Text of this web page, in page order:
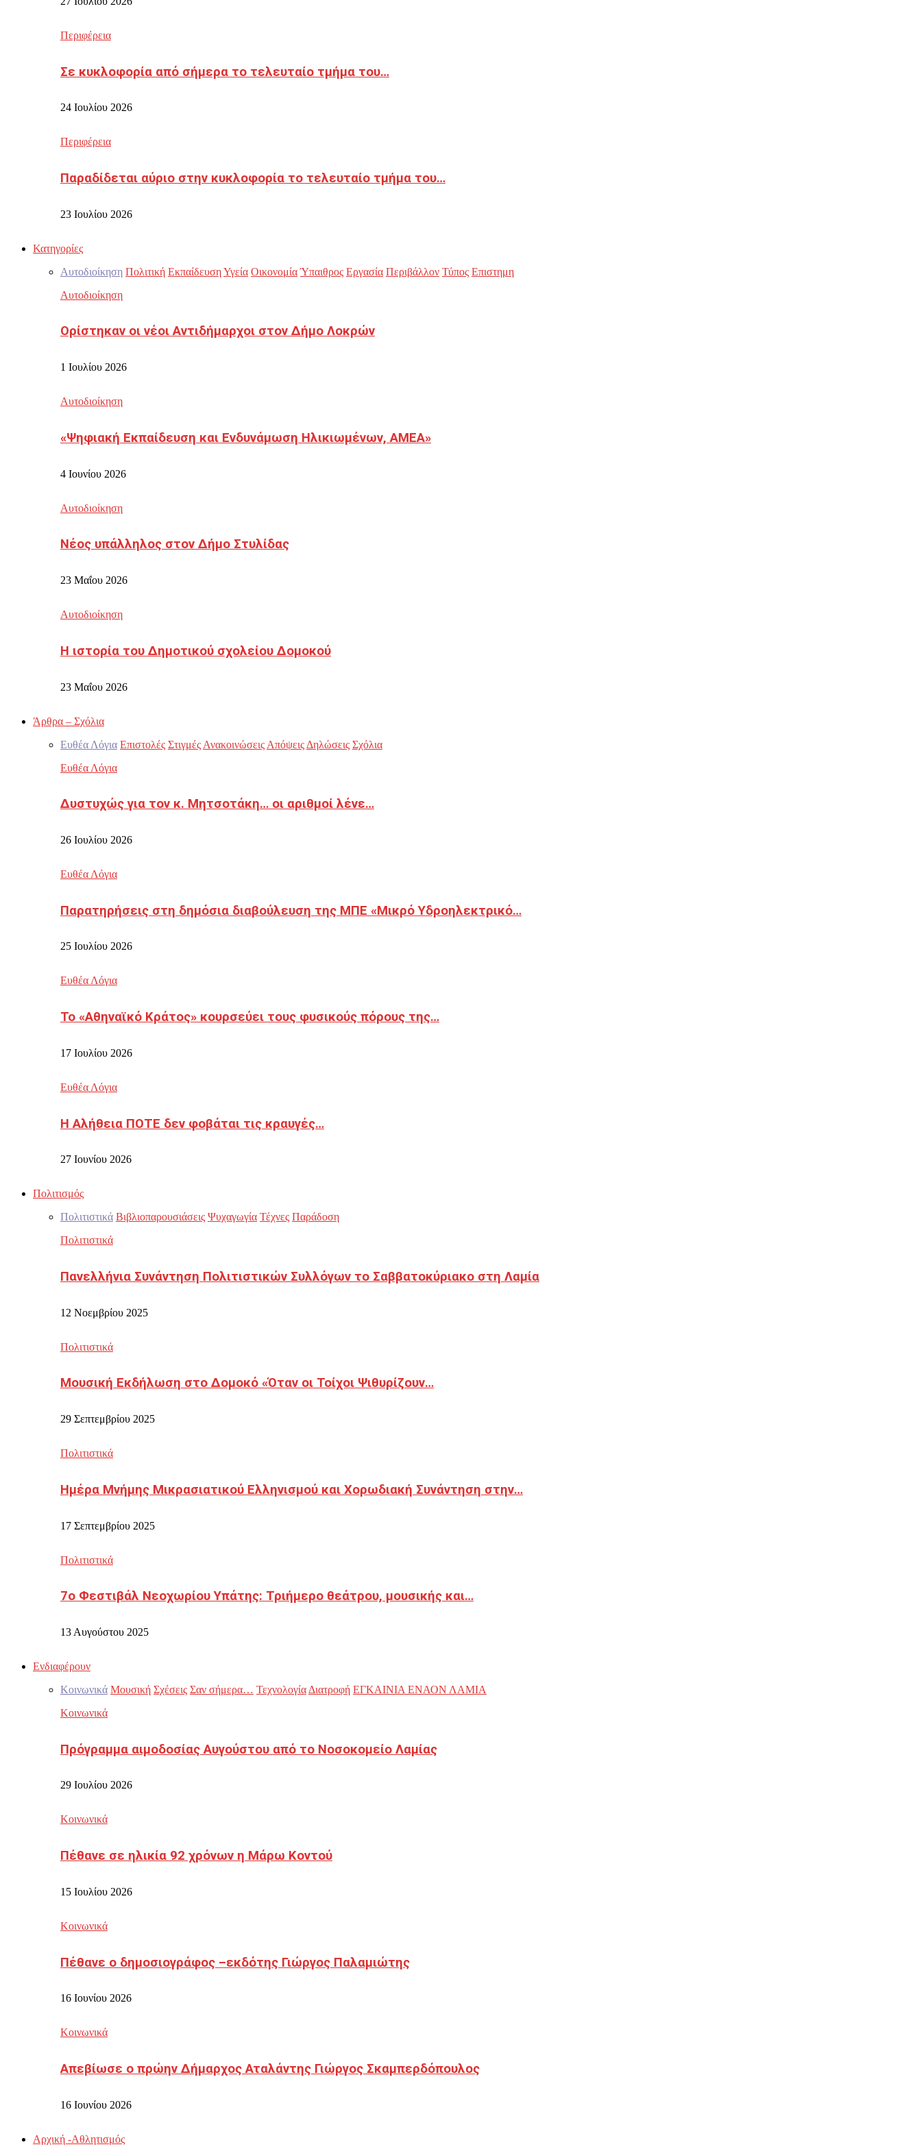
Περιφέρεια
Σε κυκλοφορία από σήμερα το τελευταίο τμήμα του…
24 Ιουλίου 2026
Περιφέρεια
Παραδίδεται αύριο στην κυκλοφορία το τελευταίο τμήμα του…
23 Ιουλίου 2026
Κατηγορίες
Αυτοδιοίκηση Πολιτική ΕκπαίδευσηΥγεία Οικονομία Ύπαιθρος Εργασία Περιβάλλον Τύπος Επιστημη
Αυτοδιοίκηση
Ορίστηκαν οι νέοι Αντιδήμαρχοι στον Δήμο Λοκρών
1 Ιουλίου 2026
Αυτοδιοίκηση
«Ψηφιακή Εκπαίδευση και Ενδυνάμωση Ηλικιωμένων, ΑΜΕΑ»
4 Ιουνίου 2026
Αυτοδιοίκηση
Νέος υπάλληλος στον Δήμο Στυλίδας
23 Μαΐου 2026
Αυτοδιοίκηση
Η ιστορία του Δημοτικού σχολείου Δομοκού
23 Μαΐου 2026
Άρθρα – Σχόλια
Ευθέα Λόγια Επιστολές Στιγμές Ανακοινώσεις Απόψεις Δηλώσεις Σχόλια
Ευθέα Λόγια
Δυστυχώς για τον κ. Μητσοτάκη… οι αριθμοί λένε…
26 Ιουλίου 2026
Ευθέα Λόγια
Παρατηρήσεις στη δημόσια διαβούλευση της ΜΠΕ «Μικρό Υδροηλεκτρικό…
25 Ιουλίου 2026
Ευθέα Λόγια
Το «Αθηναϊκό Κράτος» κουρσεύει τους φυσικούς πόρους της…
17 Ιουλίου 2026
Ευθέα Λόγια
Η Αλήθεια ΠΟΤΕ δεν φοβάται τις κραυγές…
27 Ιουνίου 2026
Πολιτισμός
Πολιτιστικά Βιβλιοπαρουσιάσεις Ψυχαγωγία Τέχνες Παράδοση
Πολιτιστικά
Πανελλήνια Συνάντηση Πολιτιστικών Συλλόγων το Σαββατοκύριακο στη Λαμία
12 Νοεμβρίου 2025
Πολιτιστικά
Μουσική Εκδήλωση στο Δομοκό «Όταν οι Τοίχοι Ψιθυρίζουν…
29 Σεπτεμβρίου 2025
Πολιτιστικά
Ημέρα Μνήμης Μικρασιατικού Ελληνισμού και Χορωδιακή Συνάντηση στην…
17 Σεπτεμβρίου 2025
Πολιτιστικά
7ο Φεστιβάλ Νεοχωρίου Υπάτης: Τριήμερο θεάτρου, μουσικής και…
13 Αυγούστου 2025
Ενδιαφέρουν
Κοινωνικά Μουσική Σχέσεις Σαν σήμερα… Τεχνολογία Διατροφή ΕΓΚΑΙΝΙΑ ΕΝΑΟΝ ΛΑΜΙΑ
Κοινωνικά
Πρόγραμμα αιμοδοσίας Αυγούστου από το Νοσοκομείο Λαμίας
29 Ιουλίου 2026
Κοινωνικά
Πέθανε σε ηλικία 92 χρόνων η Μάρω Κοντού
15 Ιουλίου 2026
Κοινωνικά
Πέθανε ο δημοσιογράφος –εκδότης Γιώργος Παλαμιώτης
16 Ιουνίου 2026
Κοινωνικά
Απεβίωσε ο πρώην Δήμαρχος Αταλάντης Γιώργος Σκαμπερδόπουλος
16 Ιουνίου 2026
Αρχική -Αθλητισμός